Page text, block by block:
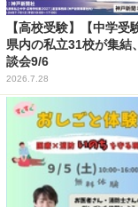
【高校受験】【中学受
県内の私立31校が集結
談会9/6
2026.7.28